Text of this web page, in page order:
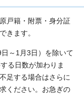
戸籍・附票・身分証
きます。
～1月3日）を除いて
る日数が加わりま
足する場合はさらに
ください。お急ぎの